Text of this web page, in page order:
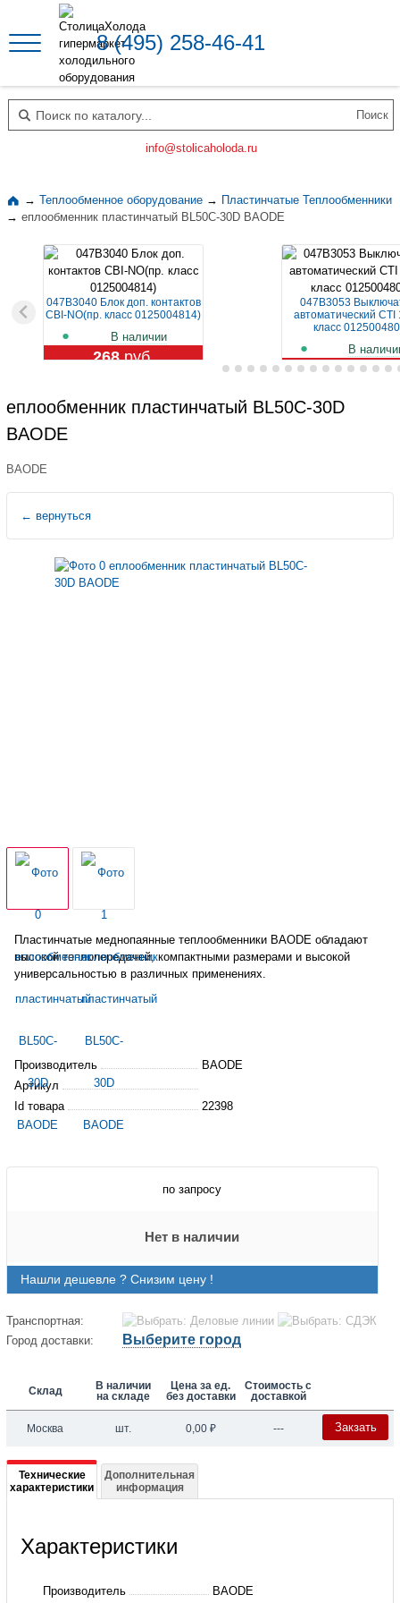
8 (495) 258-46-41
Поиск по каталогу
info@stolicaholoda.ru
→ Теплообменное оборудование → Пластинчатые Теплообменники
→ еплообменник пластинчатый BL50C-30D BAODE
047B3040 Блок доп. контактов
CBI-NO(пр. класс 0125004814)
В наличии
268руб.
047B3053
автоматический CTI
класс
В
1 109 руб.
еплообменник пластинчатый BL50C-30D
BAODE
BAODE
← вернуться
Пластинчатые меднопаянные теплообменники BAODE обладают
высокой теплопередачей, компактными размерами и высокой
универсальностьюв различных применениях.
Производитель
BAODE
Артикул
Id товара
22398
по запросу
Нет в наличии
Нашли дешевле ? Снизим цену !
Транспортная:
Город доставки:
Выберите город
Склад
В наличии
на складе
Цена за ед.
без доставки
Стоимость с
доставкой
Москва шт. 0,00 ₽ --- Закзать
Подробная
информация
еплообменник
Технические
характеристики
Дополнительная
информация
Характеристики
Производитель BAODE